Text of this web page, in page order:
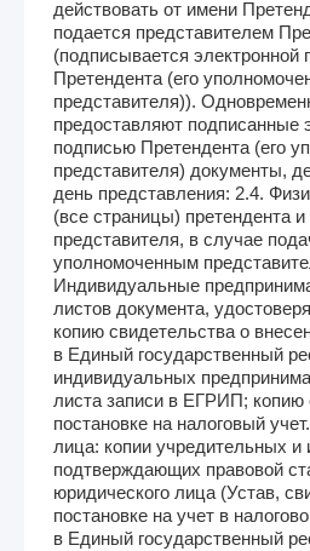
действовать от имени
подается представителем
(подписывается электронной
Претендента (его
представителя)).
предоставляют подписанные
подписью Претендента (его
представителя) документы,
день представления: 2.4.
(все страницы) претендента и
представителя, в случае
уполномоченным
Индивидуальные
листов документа,
копию свидетельства о
в Единый государственный
индивидуальных
листа записи в ЕГРИП; копию
постановке на налоговый
лица: копии учредительных и
подтверждающих правовой
юридического лица (Устав,
постановке на учет в
в Единый государственный